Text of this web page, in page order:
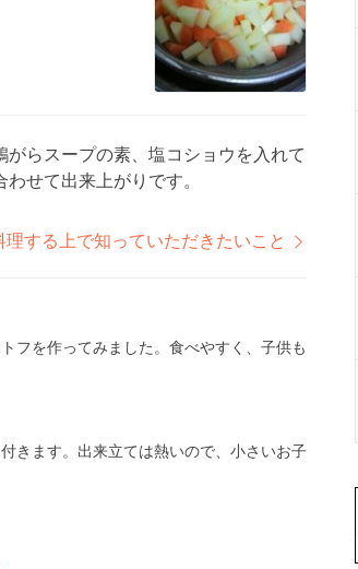
らスープの素、塩コショウを入れて
せて出来上がりです。
理する上で知っていただきたいこと
フを作ってみました。食べやすく、子供も
きます。出来立ては熱いので、小さいお子